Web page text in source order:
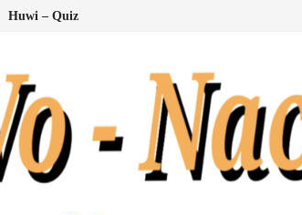
Huwi – Quiz